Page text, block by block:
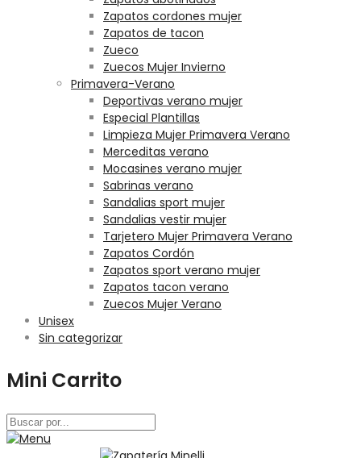
Zapatos cordones mujer
Zapatos de tacon
Zueco
Zuecos Mujer Invierno
Primavera-Verano
Deportivas verano mujer
Especial Plantillas
Limpieza Mujer Primavera Verano
Merceditas verano
Mocasines verano mujer
Sabrinas verano
Sandalias sport mujer
Sandalias vestir mujer
Tarjetero Mujer Primavera Verano
Zapatos Cordón
Zapatos sport verano mujer
Zapatos tacon verano
Zuecos Mujer Verano
Unisex
Sin categorizar
Mini Carrito